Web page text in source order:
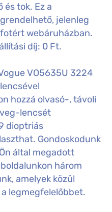
tok. Ez a
jelenleg
webáruházban.
díj: 0 Ft.
VO5635U 3224
hozzá olvasó-, távoli
lencsét
dioptriás
Gondoskodunk
által megadott
három
amelyek közül
legmegfelelőbbet.